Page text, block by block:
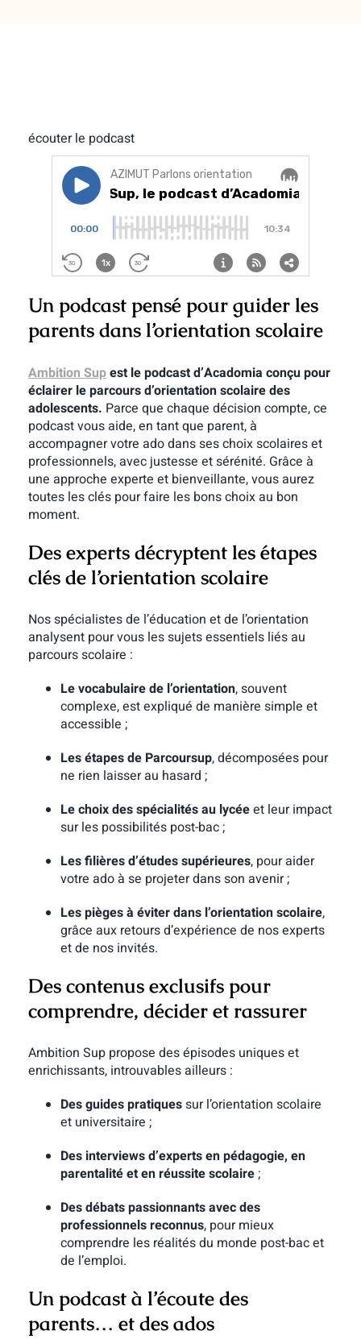
écouter le podcast
Un podcast pensé pour guider les
parents dans l’orientation scolaire
Ambition Supest le podcast d’Acadomia conçu pour
éclairer le parcours d’orientation scolaire des
adolescents. Parce que chaque décision compte, ce
podcast vous aide, en tant que parent, à
accompagner votre ado dans ses choix scolaires et
professionnels, avec justesse et sérénité. Grâce à
une approche experte et bienveillante, vous aurez
toutes les clés pour faire les bons choix au bon
moment.
Des experts décryptent les étapes
clés de l’orientation scolaire
Nos spécialistes de l’éducation et de l’orientation
analysent pour vous les sujets essentiels liés au
parcours scolaire :
Le vocabulaire de l’orientation, souvent
complexe, est expliqué de manière simple et
accessible ;
Les étapes de Parcoursup, décomposées pour
ne rien laisser au hasard ;
Le choix des spécialités au lycéeet leur impact
sur les possibilités post-bac ;
Les filières d’études supérieures, pour aider
votre ado à se projeter dans son avenir ;
Les pièges à éviter dans l’orientation scolaire,
grâce aux retours d’expérience de nos experts
et de nos invités.
Des contenus exclusifs pour
comprendre, décider et rassurer
Ambition Sup propose des épisodes uniques et
enrichissants, introuvables ailleurs :
Des guides pratiquessur l’orientation scolaire
et universitaire ;
Des interviews d’experts en pédagogie, en
parentalité et en réussite scolaire;
Des débats passionnants avec des
professionnels reconnus, pour mieux
comprendre les réalités du monde post-bac et
de l’emploi.
Un podcast à l’écoute des
parents… et des ados